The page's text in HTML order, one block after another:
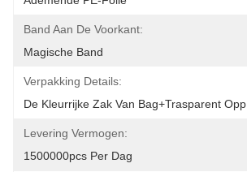
Band Aan De Voorkant:
Magische Band
Verpakking Details:
De Kleurrijke Zak Van Bag+trasparent Opp
Levering Vermogen:
1500000pcs Per Dag